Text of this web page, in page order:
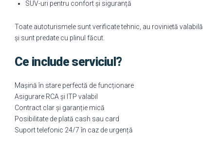
SUV-uri pentru confort și siguranță
Toate autoturismele sunt verificate tehnic, au rovinietă valabilă
și sunt predate cu plinul făcut.
Ce include serviciul?
Mașină în stare perfectă de funcționare
Asigurare RCA și ITP valabil
Contract clar și garanție mică
Posibilitate de plată cash sau card
Suport telefonic 24/7 în caz de urgență